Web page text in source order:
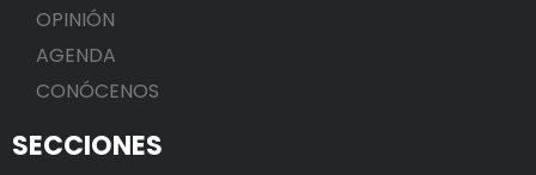
OPINIÓN
AGENDA
CONÓCENOS
SECCIONES